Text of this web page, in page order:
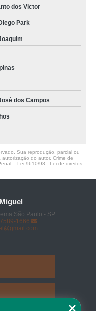
dos Victor
Park
dos Campos
Sua reprodução, parcial ou
do autor. Crime de
– Lei 9610/98 - Lei de direitos
São Paulo - SP
1666